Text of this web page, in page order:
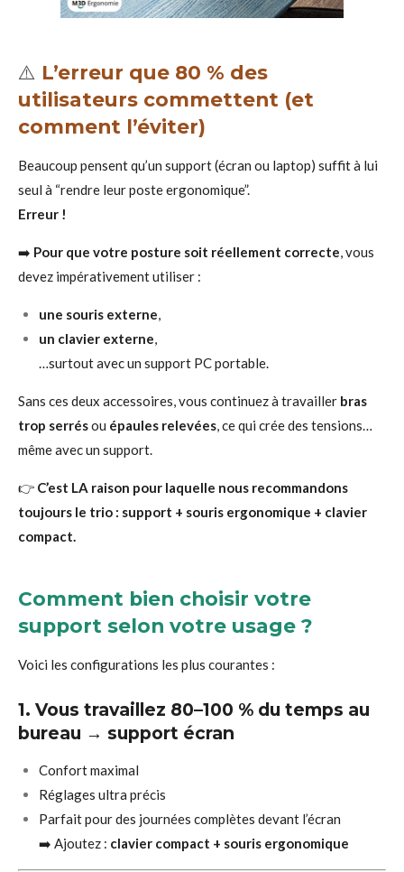
⚠️ L’erreur que 80 % des
utilisateurs commettent (et
comment l’éviter)
Beaucoup pensent qu’un support (écran ou laptop) suffit à lui
seul à “rendre leur poste ergonomique”.
Erreur !
➡️ Pour que votre posture soit réellement correcte, vous
devez impérativement utiliser :
une souris externe,
un clavier externe,
…surtout avec un support PC portable.
Sans ces deux accessoires, vous continuez à travailler bras
trop serrésou épaules relevées, ce qui crée des tensions…
même avec un support.
👉 C’est LA raison pour laquelle nous recommandons
toujours le trio : support + souris ergonomique + clavier
compact.
Comment bien choisir votre
support selon votre usage ?
Voici les configurations les plus courantes :
1. Vous travaillez 80–100 % du temps au
bureau → support écran
Confort maximal
Réglages ultra précis
Parfait pour des journées complètes devant l’écran
➡️ Ajoutez : clavier compact + souris ergonomique